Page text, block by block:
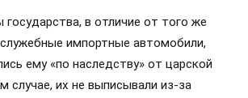
государства, в отличие от того же
импортные автомобили,
ему «по наследству» от царской
случае, их не выписывали из-за